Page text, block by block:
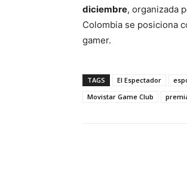
diciembre, organizada
Colombia se posiciona
gamer.
TAGS El Espectador
Movistar Game Club